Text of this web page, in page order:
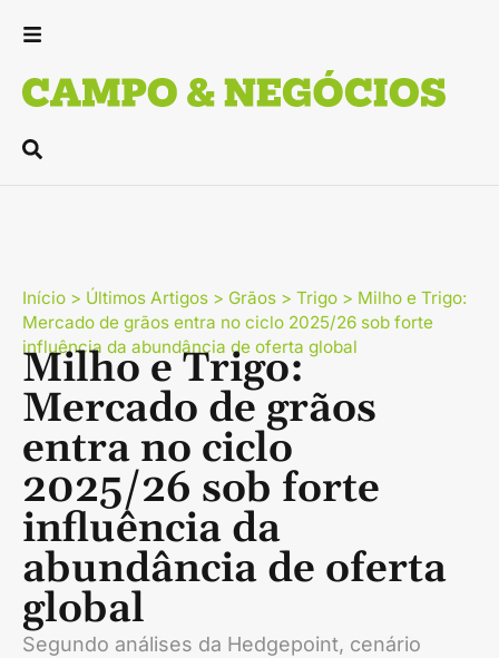
Início > Últimos Artigos > Grãos > Trigo > Milho e Trigo:
Mercado de grãos entra no ciclo 2025/26 sob forte
influência da abundância de oferta global
Milho e Trigo:
Mercado de grãos
entra no ciclo
2025/26 sob forte
influência da
abundância de oferta
global
Segundo análises da Hedgepoint, cenário